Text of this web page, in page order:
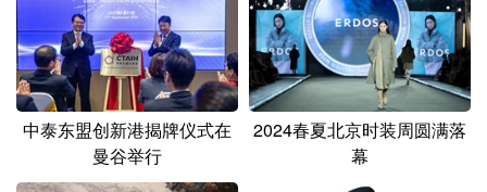
中泰东盟创新港揭牌仪式在
曼谷举行
2024春夏北京时装周圆满落
幕